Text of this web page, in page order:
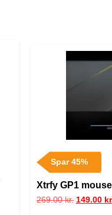
Spar 45%
Xtrfy GP1
269.00kr. 149.00